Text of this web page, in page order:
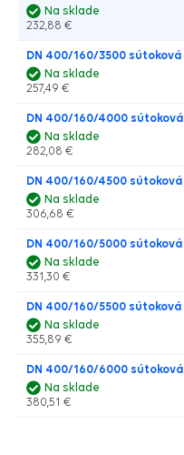
Na sklade
232,88 €
DN 400/160/3500 sútoková
Na sklade
257,49 €
DN 400/160/4000 sútoková
Na sklade
282,08 €
DN 400/160/4500 sútoková
Na sklade
306,68 €
DN 400/160/5000 sútoková
Na sklade
331,30 €
DN 400/160/5500 sútoková
Na sklade
355,89 €
DN 400/160/6000 sútoková
Na sklade
380,51 €